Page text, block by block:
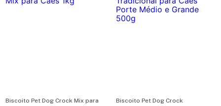
Biscoito Pet Dog Crock Mix para
Biscoito Pet Dog Crock